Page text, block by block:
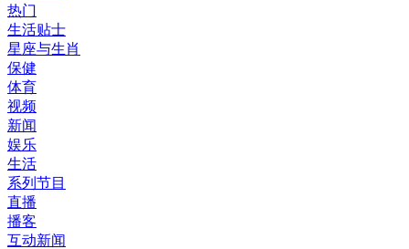
热门
生活贴士
星座与生肖
保健
体育
视频
新闻
娱乐
生活
系列节目
直播
播客
互动新闻